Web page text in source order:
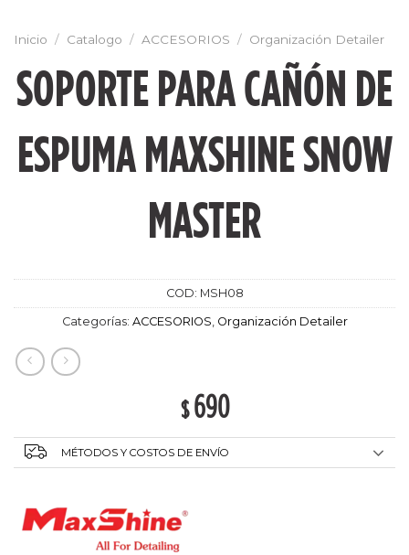
Inicio / Catalogo / ACCESORIOS / Organización Detailer
SOPORTE PARA CAÑÓN DE
ESPUMA MAXSHINE SNOW
MASTER
COD: MSH08
Categorías: ACCESORIOS Organización Detailer
$ 690
MÉTODOS Y COSTOS DE ENVÍO